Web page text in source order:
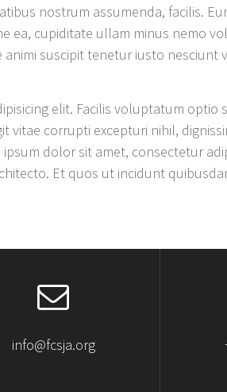
nostrum assumenda, facilis.
ea, cupiditate ullam minus nemo
suscipit tenetur iusto
elit. Facilis voluptatum
corrupti excepturi nihil,
dolor sit amet, consectetur
Et quos ut incidunt
info@fcsja.org